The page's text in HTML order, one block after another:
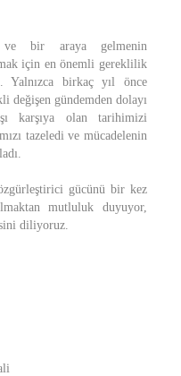
ve bir araya gelmenin
için en önemli gereklilik
Yalnızca birkaç yıl önce
değişen gündemden dolayı
karşıya olan tarihimizi
tazeledi ve mücadelenin
gücünü bir kez
mutluluk duyuyor,
diliyoruz.